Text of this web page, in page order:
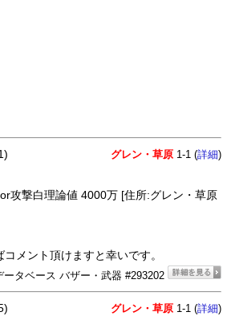
グレン・草原 1-1 (詳細)
攻撃白理論値 4000万 [住所:グレン・草原
メント頂けますと幸いです。
ータベース バザー・武器 #293202
グレン・草原 1-1 (詳細)